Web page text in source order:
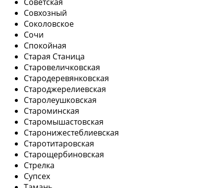
Совхозный
Соколовское
Сочи
Спокойная
Старая Станица
Старовеличковская
Стародеревянковская
Староджерелиевская
Старолеушковская
Староминская
Старомышастовская
Старонижестеблиевская
Старотитаровская
Старощербиновская
Стрелка
Супсех